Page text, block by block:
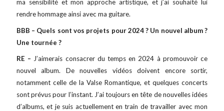
ma sensibilité et mon approche artistique, et j’ai souhaité lui
rendre hommage ainsi avec ma guitare.
BBB – Quels sont vos projets pour 2024 ? Un nouvel album ?
Une tournée ?
RE – J’aimerais consacrer du temps en 2024 à promouvoir ce
nouvel album. De nouvelles vidéos doivent encore sortir,
notamment celle de la Valse Romantique, et quelques concerts
sont prévus pour l’instant. J’ai toujours en tête de nouvelles idées
d’albums, et je suis actuellement en train de travailler avec mon